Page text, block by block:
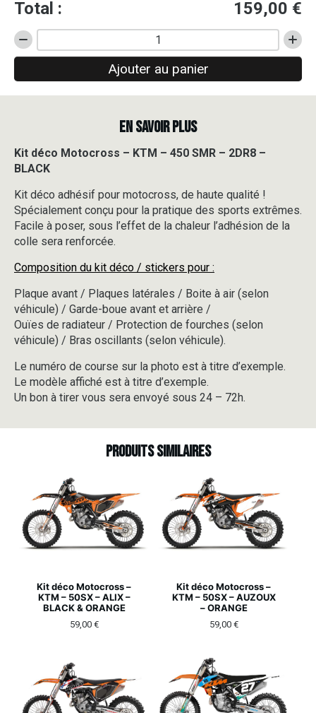
Total : 159,00 €
quantité
de
déco
Motocross
450
SMR
2DR8
-
BLACK
Ajouter au panier
EN SAVOIR PLUS
Kit déco Motocross – KTM – 450 SMR – 2DR8 –
BLACK
Kit déco adhésif pour motocross, de haute qualité !
Spécialement conçu pour la pratique des sports extrêmes.
Facile à poser, sous l’effet de la chaleur l’adhésion de la
colle sera renforcée.
Composition du kit déco / stickers pour :
Plaque avant / Plaques latérales / Boite à air (selon
véhicule) / Garde-boue avant et arrière /
Ouïes de radiateur / Protection de fourches (selon
véhicule) / Bras oscillants (selon véhicule).
Le numéro de course sur la photo est à titre d’exemple.
Le modèle affiché est à titre d’exemple.
Un bon à tirer vous sera envoyé sous 24 – 72h.
Produits similaires
Kit déco Motocross –
KTM – 50SX – ALIX –
BLACK & ORANGE
59,00 €
Kit déco Motocross –
KTM – 50SX – AUZOUX
– ORANGE
59,00 €